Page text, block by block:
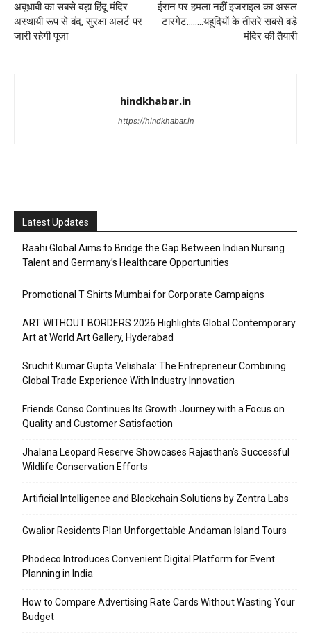
अबूधाबी का सबसे बड़ा हिंदू मंदिर
अस्थायी रूप से बंद, सुरक्षा अलर्ट पर
जारी रहेगी पूजा
ईरान पर हमला नहीं इजराइल का असल
टारगेट……..यहूदियों के तीसरे सबसे बड़े
मंदिर की तैयारी
hindkhabar.in
https://hindkhabar.in
Latest Updates
Raahi Global Aims to Bridge the Gap Between Indian Nursing
Talent and Germany’s Healthcare Opportunities
Promotional T Shirts Mumbai for Corporate Campaigns
ART WITHOUT BORDERS 2026 Highlights Global Contemporary
Art at World Art Gallery, Hyderabad
Sruchit Kumar Gupta Velishala: The Entrepreneur Combining
Global Trade Experience With Industry Innovation
Friends Conso Continues Its Growth Journey with a Focus on
Quality and Customer Satisfaction
Jhalana Leopard Reserve Showcases Rajasthan’s Successful
Wildlife Conservation Efforts
Artificial Intelligence and Blockchain Solutions by Zentra Labs
Gwalior Residents Plan Unforgettable Andaman Island Tours
Phodeco Introduces Convenient Digital Platform for Event
Planning in India
How to Compare Advertising Rate Cards Without Wasting Your
Budget